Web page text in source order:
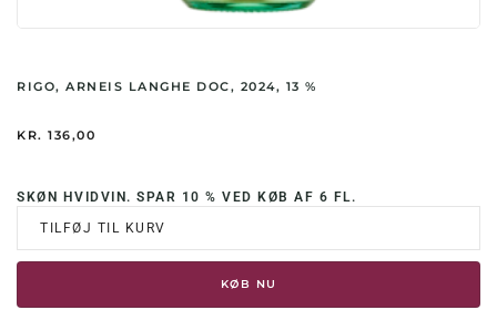
RIGO, ARNEIS LANGHE DOC, 2024, 13 %
KR. 136,00
SKØN HVIDVIN. SPAR 10 % VED KØB AF 6 FL.
TILFØJ TIL KURV
KØB NU